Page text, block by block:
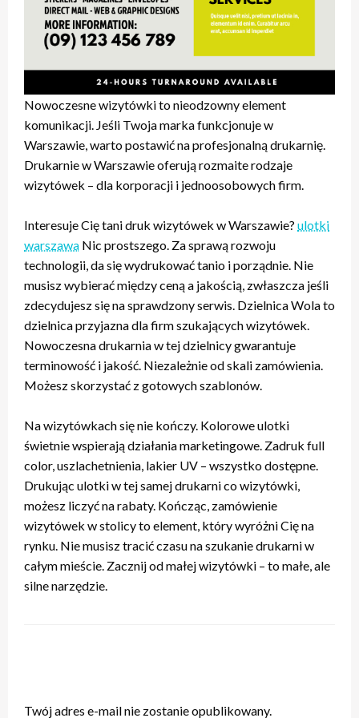
Nowoczesne wizytówki to nieodzowny element
komunikacji. Jeśli Twoja marka funkcjonuje w
Warszawie, warto postawić na profesjonalną drukarnię.
Drukarnie w Warszawie oferują rozmaite rodzaje
wizytówek – dla korporacji i jednoosobowych firm.
Interesuje Cię tani druk wizytówek w Warszawie? ulotki
warszawa Nic prostszego. Za sprawą rozwoju
technologii, da się wydrukować tanio i porządnie. Nie
musisz wybierać między ceną a jakością, zwłaszcza jeśli
zdecydujesz się na sprawdzony serwis. Dzielnica Wola to
dzielnica przyjazna dla firm szukających wizytówek.
Nowoczesna drukarnia w tej dzielnicy gwarantuje
terminowość i jakość. Niezależnie od skali zamówienia.
Możesz skorzystać z gotowych szablonów.
Na wizytówkach się nie kończy. Kolorowe ulotki
świetnie wspierają działania marketingowe. Zadruk full
color, uszlachetnienia, lakier UV – wszystko dostępne.
Drukując ulotki w tej samej drukarni co wizytówki,
możesz liczyć na rabaty. Kończąc, zamówienie
wizytówek w stolicy to element, który wyróżni Cię na
rynku. Nie musisz tracić czasu na szukanie drukarni w
całym mieście. Zacznij od małej wizytówki – to małe, ale
silne narzędzie.
Twój adres e-mail nie zostanie opublikowany.